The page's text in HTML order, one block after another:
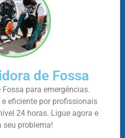
de Fossa
para emergências.
eficiente por profissionais
24 horas. Ligue agora e
seu problema!